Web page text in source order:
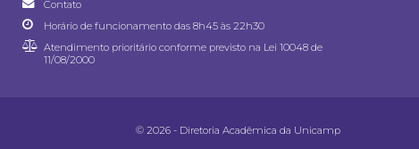
Contato
Horário de funcionamento das 8h45 às 22h30
Atendimento prioritário conforme previsto na Lei 10048 de
11/08/2000
© 2026 - Diretoria Acadêmica da Unicamp